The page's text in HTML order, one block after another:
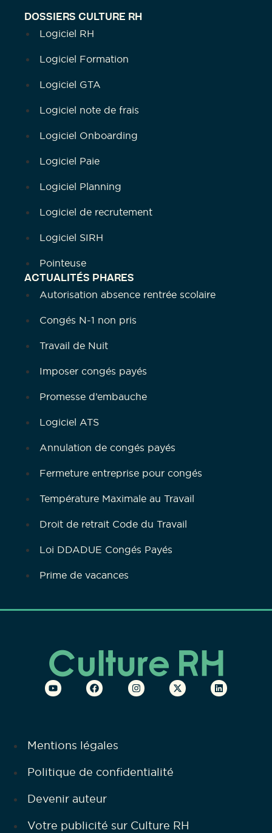
DOSSIERS CULTURE RH
Logiciel RH
Logiciel Formation
Logiciel GTA
Logiciel note de frais
Logiciel Onboarding
Logiciel Paie
Logiciel Planning
Logiciel de recrutement
Logiciel SIRH
Pointeuse
ACTUALITÉS PHARES
Autorisation absence rentrée scolaire
Congés N-1 non pris
Travail de Nuit
Imposer congés payés
Promesse d’embauche
Logiciel ATS
Annulation de congés payés
Fermeture entreprise pour congés
Température Maximale au Travail
Droit de retrait Code du Travail
Loi DDADUE Congés Payés
Prime de vacances
Mentions légales
Politique de confidentialité
Devenir auteur
Votre publicité sur Culture RH